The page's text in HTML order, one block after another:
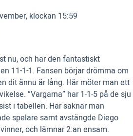
klockan 15:59
nu, och har den fantastiskt
11-1-1. Fansen börjar drömma om
dit ännu är lång. Här möter man ett
”Vargarna” har 1-1-5 på de sju
i tabellen. Här saknar man
spelare samt avstängde Diego
och lämnar 2:an ensam.